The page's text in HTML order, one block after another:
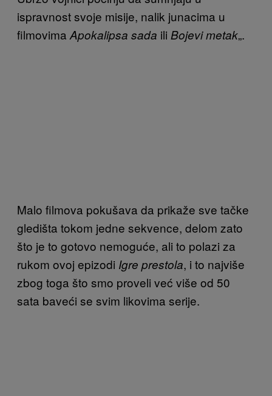
ispravnost svoje misije, nalik junacima u
filmovima Apokalipsa sada ili Bojevi metak„.
Malo filmova pokušava da prikaže sve tačke
gledišta tokom jedne sekvence, delom zato
što je to gotovo nemoguće, ali to polazi za
rukom ovoj epizodi Igre prestola, i to najviše
zbog toga što smo proveli već više od 50
sata baveći se svim likovima serije.